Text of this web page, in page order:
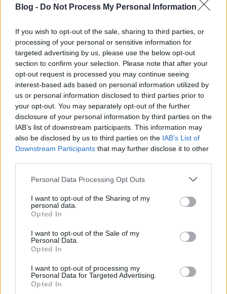
Blog - Do Not Process My Personal Information
If you wish to opt-out of the sale, sharing to third parties, or
processing of your personal or sensitive information for
targeted advertising by us, please use the below opt-out
section to confirm your selection. Please note that after your
opt-out request is processed you may continue seeing
interest-based ads based on personal information utilized by
us or personal information disclosed to third parties prior to
your opt-out. You may separately opt-out of the further
disclosure of your personal information by third parties on the
IAB’s list of downstream participants. This information may
also be disclosed by us to third parties on the IAB’s List of
Downstream Participants that may further disclose it to other
Please note that this website/app uses one or more Google
not limited to your visit or usage behaviour. You may click to
grant or deny consent to Google and its third-party tags to
use your data for below specified purposes in below Google
consent section.
Personal Data Processing Opt Outs
I want to opt-out of the Sharing of my
personal data.
Opted In
I want to opt-out of the Sale of my
Personal Data.
Opted In
I want to opt-out of processing my
Personal Data for Targeted Advertising.
Opted In
Ez mind olyan korlát, ami előny, mert a kevesebb
"Eleinte ne törődj a részletekkel!
Az építészek nem foglalkoznak azzal, hogy a
zuhanyzóban milyen csempe legyen, sem pedig
azzal, milyen legyen a konyhában a beépített
mosogatógép, mert tudják, hogy az alapterv
véglegesítése után érdemes ezeket elővenni. Tudják,
hogy ezekről a részletekről csak később kell
dönteni."
Ne halogasd a döntéseket, ha halmozódnak
elkezded őket figyelmen kívül hagyni, kapkodva
hozod meg őket vagy kidobod őket. Egyik sem nyerő,
mert a döntés haladáshoz vezet. A nagy döntéseket
nyilván nehéz meghozni, ezért érdemes apró
döntésekkel foglalkozni. Főleg az indulásnál, ahol
érdemes határidőt szabnod magadnak, ami
hihetetlen összpontosításra késztetheti az embert.
Rengeteg dologgal ráérsz mielőtt piacra viszed a
termékedet, ehhez végig kell gondolnod, hogy mi az,
amit elhagyhatsz az elején.